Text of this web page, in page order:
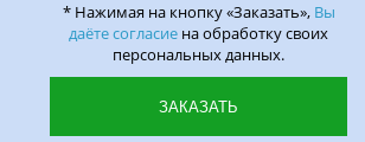
* Нажимая на кнопку «Заказать», Вы
даёте согласие на обработку своих
персональных данных.